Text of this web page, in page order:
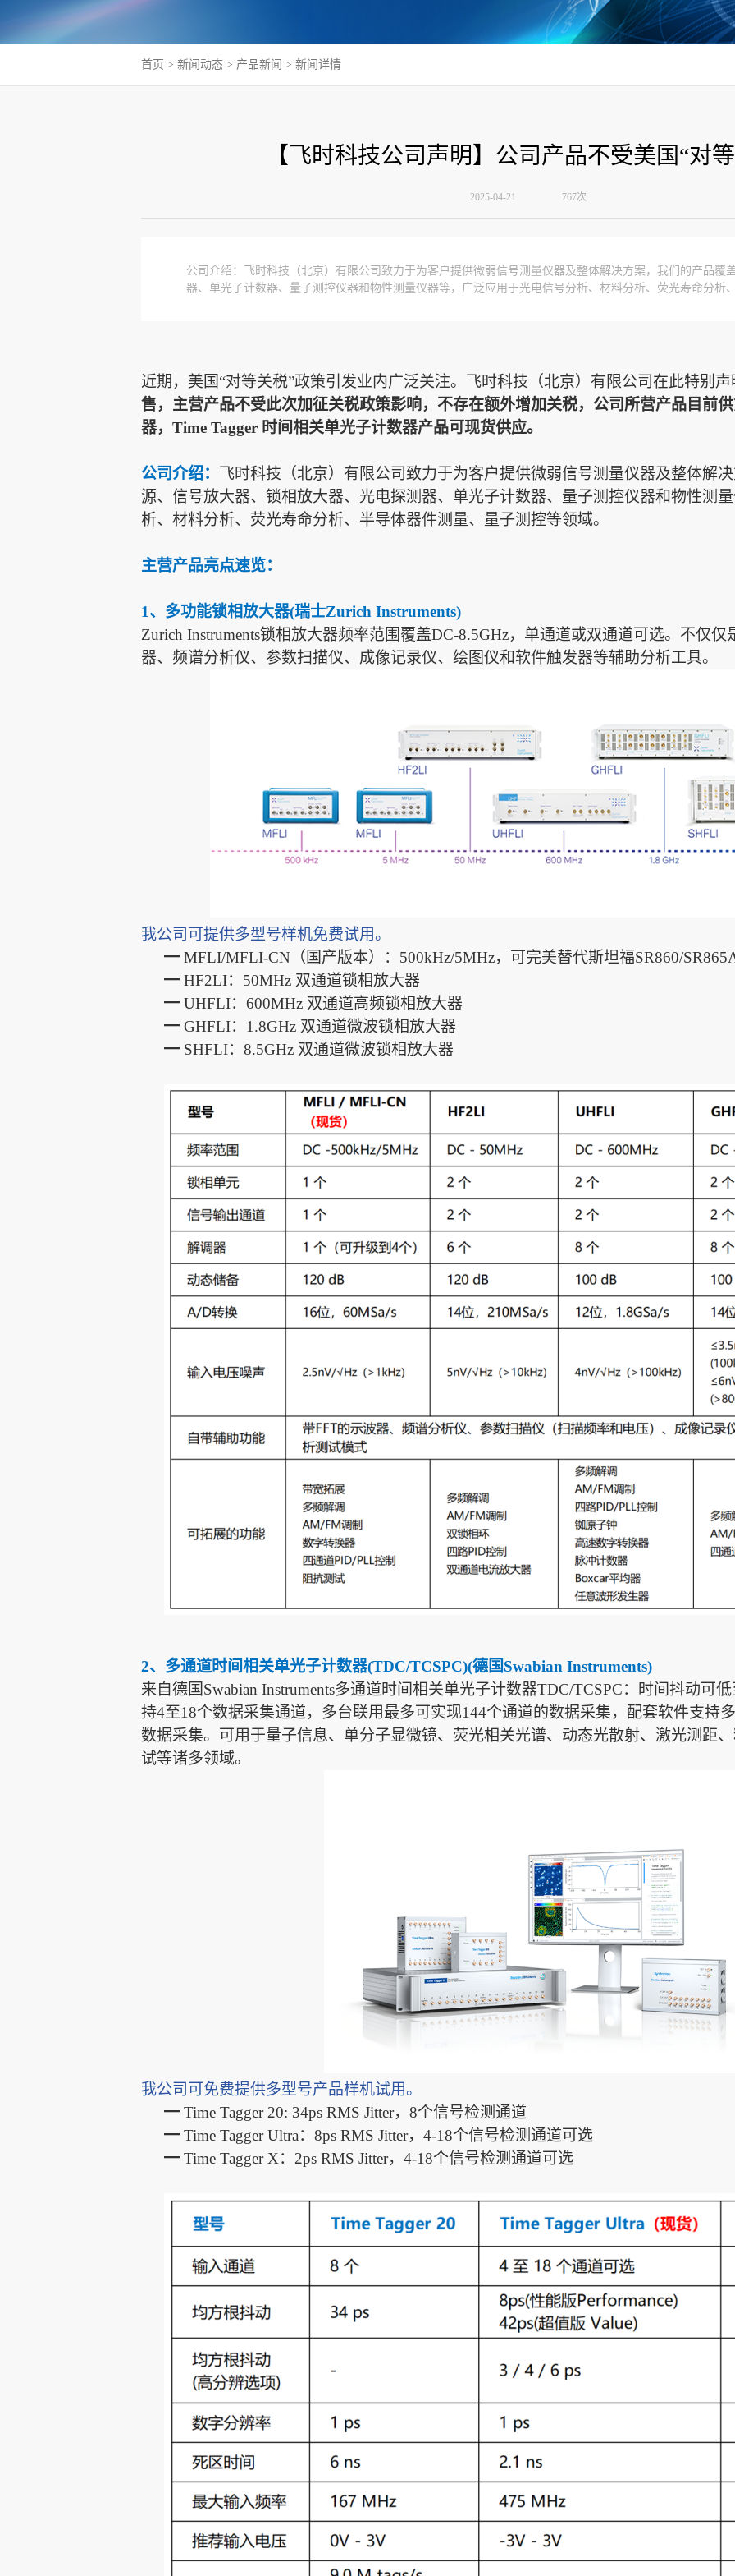
首页 > 新闻动态 > 产品新闻 > 新闻详情
【飞时科技公司声明】公司产品不受美国“对
2025-04-21 767次
公司介绍：飞时科技（北京）有限公司致力于为客户提供微弱信号测量仪器及整体解决方案，我们的产品覆
器、单光子计数器、量子测控仪器和物性测量仪器等，广泛应用于光电信号分析、材料分析、荧光寿命分析
近期，美国 “对等关税”政策引发业内广泛关注。飞时科技 （北京） 有限公司在此特别 声
售，主营产品不受此次加征关税政策影响 ， 不存在额外增加关税，公司所营产品目前
器，Time Tagger 时间相关单光子计数器产品可现货供应。
公司介绍：
飞时科技（北京）有限公司致力于为客户提供微弱信号测量仪器及整体解
源、信号放大器、锁相放大器、光电探测器、单光子计数器、量子测控仪器和物性测
析、材料分析、荧光寿命分析、半导体器件测量、量子测控等领域。
主营产品亮点速览：
1、多功能锁相放大器(瑞士Zurich Instruments)
Zurich Instruments锁相放大器频率范围覆盖DC-8.5GHz，单通道或双通道可选。不仅
器、频谱分析仪、参数扫描仪、成像记录仪、绘图仪和软件触发器等辅助分析工具。
我公司可提供多型号样机免费试用。
━ MFLI/MFLI-CN（国产版本）：500kHz/5MHz，可完美替代斯坦福SR860/
━ HF2LI：50MHz 双通道锁相放大器
━ UHFLI：600MHz 双通道高频锁相放大器
━ GHFLI：1.8GHz 双通道微波锁相放大器
━ SHFLI：8.5GHz 双通道微波锁相放大器
2、多通道时间相关单光子计数器(TDC/TCSPC)(德国Swabian Instruments)
来自德国 Swabian Instruments多通道时间相关单光子计数器TDC/TCSPC：
时间抖动可
持4至18个数据采集通道，多台联用最多可实现144个通道的数据采集，配套软件支持
数据采集。
可用于量子信息、单分子显微镜、荧光相关光谱、动态光散射、激光测距
试等诸多领域。
我公司可免费提供多型号产品样机试用。
━ Time Tagger 20: 34ps RMS Jitter，8个信号检测通道
━ Time Tagger Ultra：8ps RMS Jitter，4-18个信号检测通道可选
━ Time Tagger X：2ps RMS Jitter，4-18个信号检测通道可选